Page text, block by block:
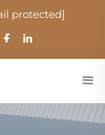
protected]